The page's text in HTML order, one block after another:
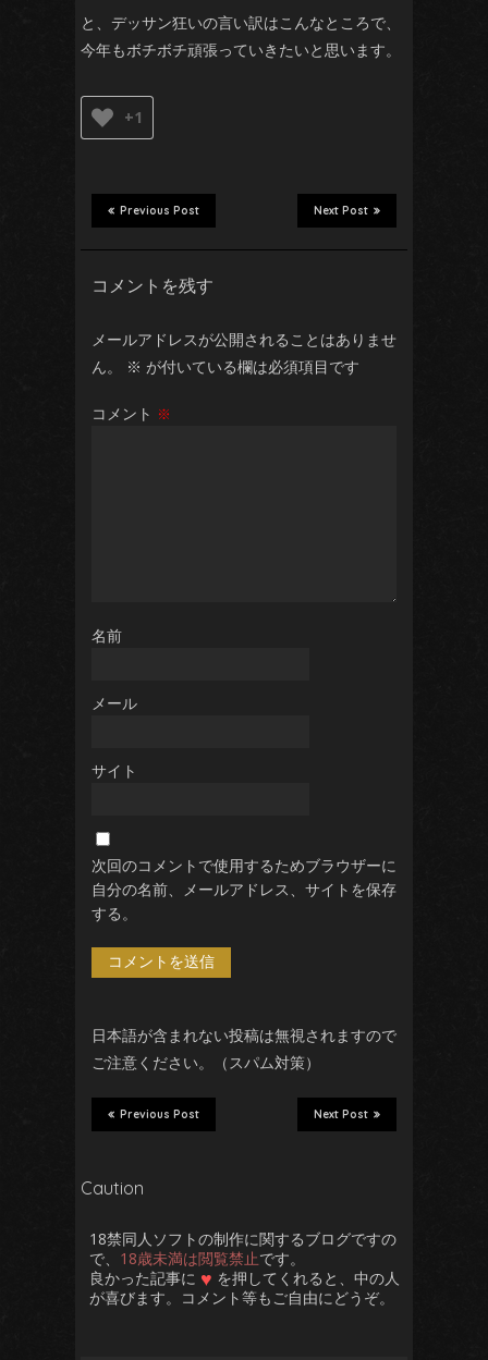
と、デッサン狂いの言い訳はこんなところで、
今年もボチボチ頑張っていきたいと思います。
+1
Next Post
Previous Post
コメントを残す
メールアドレスが公開されることはありませ
ん。
※ が付いている欄は必須項目です
コメント ※
名前
メール
サイト
次回のコメントで使用するためブラウザーに
自分の名前、メールアドレス、サイトを保存
する。
日本語が含まれない投稿は無視されますので
ご注意ください。（スパム対策）
Next Post
Previous Post
Caution
18禁同人ソフトの制作に関するブログですの
で、 18歳未満は閲覧禁止です。
良かった記事に ♥ を押してくれると、中の人
が喜びます。コメント等もご自由にどうぞ。